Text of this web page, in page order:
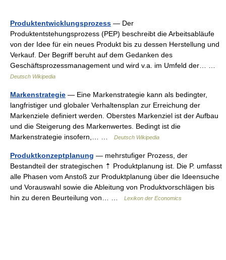
Produktentwicklungsprozess — Der
Produktentstehungsprozess (PEP) beschreibt die Arbeitsabläufe
von der Idee für ein neues Produkt bis zu dessen Herstellung und
Verkauf. Der Begriff beruht auf dem Gedanken des
Geschäftsprozessmanagement und wird v.a. im Umfeld der… …
Deutsch Wikipedia
Markenstrategie — Eine Markenstrategie kann als bedingter,
langfristiger und globaler Verhaltensplan zur Erreichung der
Markenziele definiert werden. Oberstes Markenziel ist der Aufbau
und die Steigerung des Markenwertes. Bedingt ist die
Markenstrategie insofern,… …
Deutsch Wikipedia
Produktkonzeptplanung — mehrstufiger Prozess, der
Bestandteil der strategischen ⇡ Produktplanung ist. Die P. umfasst
alle Phasen vom Anstoß zur Produktplanung über die Ideensuche
und Vorauswahl sowie die Ableitung von Produktvorschlägen bis
hin zu deren Beurteilung von… …
Lexikon der Economics